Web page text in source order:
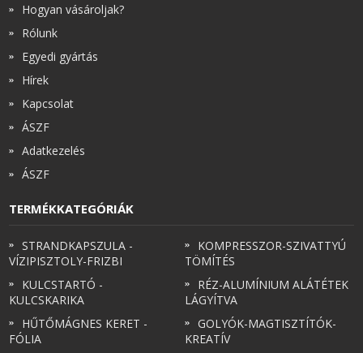
Hogyan vásároljak?
Rólunk
Egyedi gyártás
Hírek
Kapcsolat
ÁSZF
Adatkezelés
ÁSZF
TERMÉKKATEGÓRIÁK
STRANDKAPSZULA -
VÍZIPISZTOLY-FRIZBI
KULCSTARTÓ -
KULCSKARIKA
HŰTŐMÁGNES KERET -
FÓLIA
KOMPRESSZOR-SZIVATTYÚ
TÖMÍTÉS
RÉZ-ALUMÍNIUM ALÁTÉTEK
LÁGYÍTVA
GOLYÓK-MAGTISZTÍTÓK-
KREATÍV